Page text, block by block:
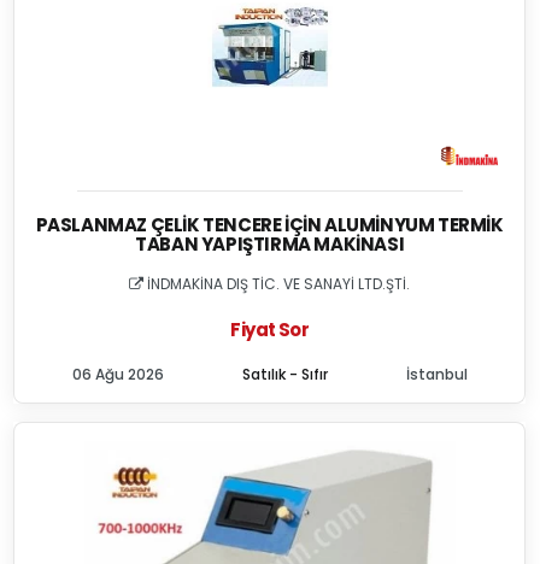
PASLANMAZ ÇELIK TENCERE İÇIN ALUMINYUM TERMIK
TABAN YAPIŞTIRMA MAKINASI
İNDMAKİNA DIŞ TİC. VE SANAYİ LTD.ŞTİ.
Fiyat Sor
Satılık - Sıfır
06 Ağu 2026 İstanbul